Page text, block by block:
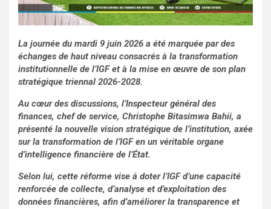
La journée du mardi 9 juin 2026 a été marquée par des
échanges de haut niveau consacrés à la transformation
institutionnelle de l’IGF et à la mise en œuvre de son plan
stratégique triennal 2026-2028.
Au cœur des discussions, l’Inspecteur général des
finances, chef de service, Christophe Bitasimwa Bahii, a
présenté la nouvelle vision stratégique de l’institution, axée
sur la transformation de l’IGF en un véritable organe
d’intelligence financière de l’État.
Selon lui, cette réforme vise à doter l’IGF d’une capacité
renforcée de collecte, d’analyse et d’exploitation des
données financières, afin d’améliorer la transparence et